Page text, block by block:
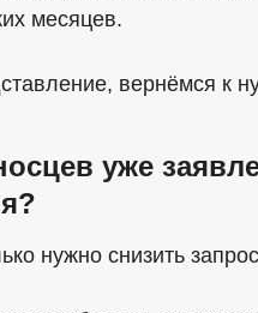
месяцев.
вернёмся к
уже
нужно снизить